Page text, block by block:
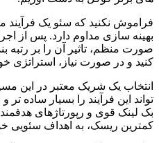
فراموش نکنید که سئو یک فرآیند
بهینه سازی مداوم دارد. پس از
صورت منظم، تاثیر آن را بر
کنید و در صورت نیاز، استراتژی
انتخاب یک شریک معتبر در این
تواند این فرآیند را بسیار ساده تر
بک لینک قوی و رپورتاژهای
کمترین ریسک، به اهداف سئویی